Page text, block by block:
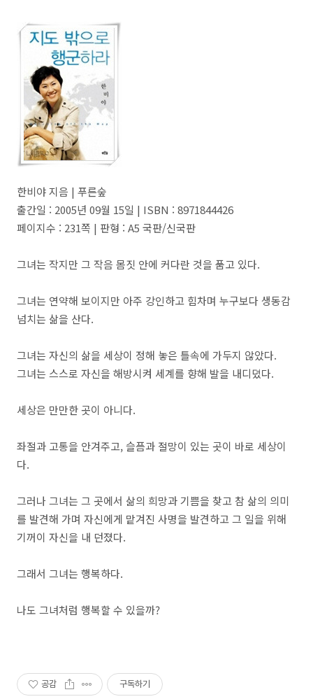
한비야 지음 | 푸른숲
출간일 : 2005년 09월 15일 | ISBN : 8971844426
페이지수 : 231쪽 | 판형 : A5 국판/신국판
그녀는 작지만 그 작음 몸짓 안에 커다란 것을 품고 있다.
그녀는 연약해 보이지만 아주 강인하고 힘차며 누구보다 생동감
넘치는 삶을 산다.
그녀는 자신의 삶을 세상이 정해 놓은 틀속에 가두지 않았다.
그녀는 스스로 자신을 해방시켜 세계를 향해 발을 내디뎠다.
세상은 만만한 곳이 아니다.
좌절과 고통을 안겨주고, 슬픔과 절망이 있는 곳이 바로 세상이
다.
그러나 그녀는 그 곳에서 삶의 희망과 기쁨을 찾고 참 삶의 의미
를 발견해 가며 자신에게 맡겨진 사명을 발견하고 그 일을 위해
기꺼이 자신을 내 던졌다.
그래서 그녀는 행복하다.
나도 그녀처럼 행복할 수 있을까?
공감 구독하기